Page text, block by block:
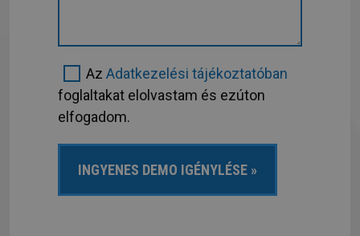
Az Adatkezelési tájékoztatóban
foglaltakat elolvastam és ezúton
elfogadom.